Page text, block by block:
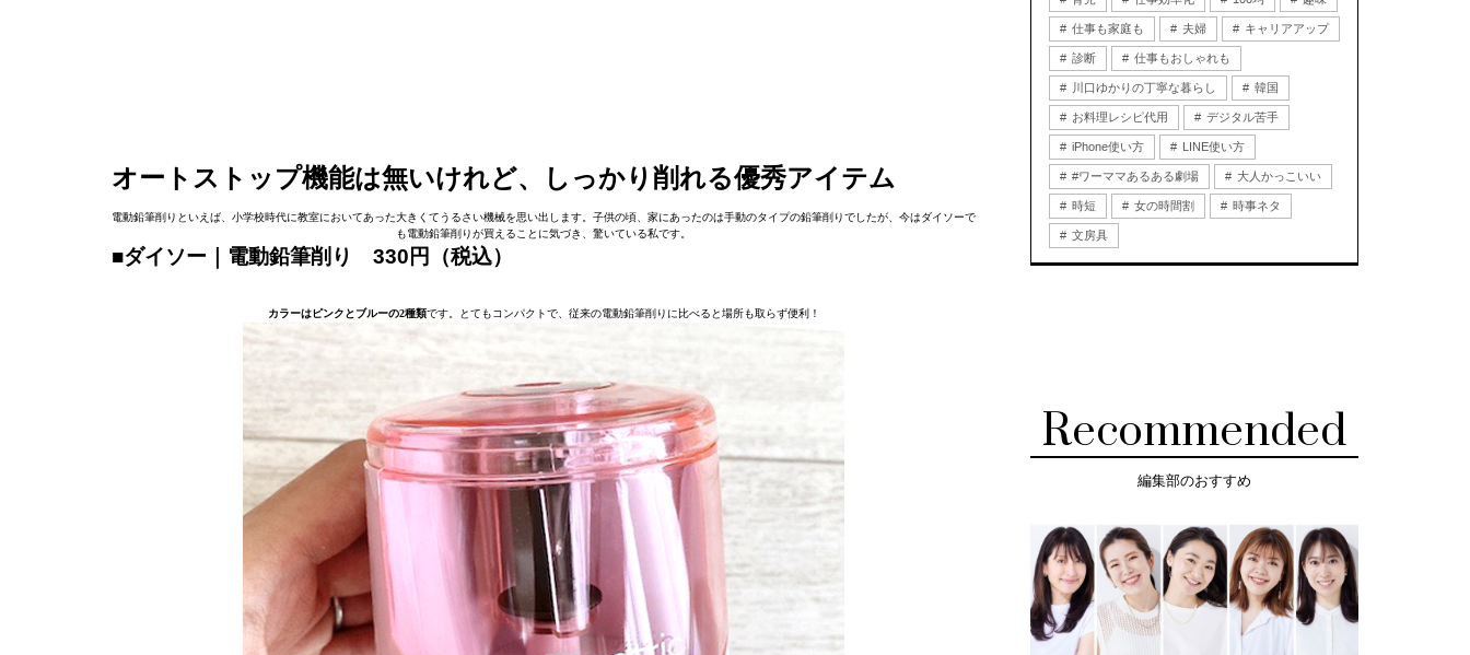
オートストップ機能は無いけれど、しっかり削れる優秀アイテム
電動鉛筆削りといえば、小学校時代に教室においてあった大きくてうるさい機械を思い出します。子供の頃、家にあったのは手動のタイプの鉛筆削りでしたが、今はダイソーで
も電動鉛筆削りが買えることに気づき、驚いている私です。
■ダイソー｜電動鉛筆削り 330円（税込）
カラーはピンクとブルーの2種類です。とてもコンパクトで、従来の電動鉛筆削りに比べると場所も取らず便利！
仕事も家庭も 夫婦 キャリアアップ
診断 仕事もおしゃれも
川口ゆかりの丁寧な暮らし 韓国
お料理レシピ代用 デジタル苦手
iPhone使い方 LINE使い方
#ワーママあるある劇場 大人かっこいい
時短 女の時間割 時事ネタ
文房具
Recommended
編集部のおすすめ